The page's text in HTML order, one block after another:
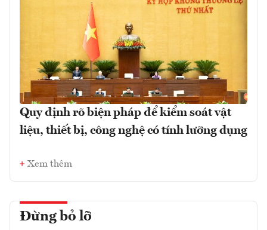
Quy định rõ biện pháp để kiểm soát vật
liệu, thiết bị, công nghệ có tính lưỡng dụng
Xem thêm
Đừng bỏ lỡ